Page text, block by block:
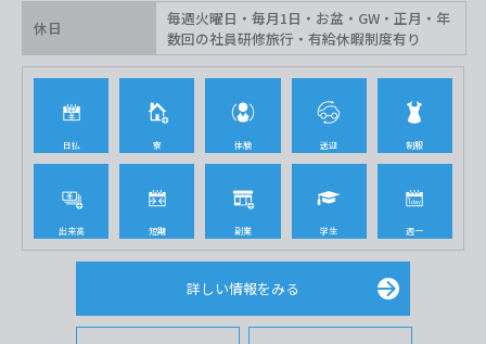
休日
毎週火曜日・毎月1日・お盆・GW・正月・年
数回の社員研修旅行・有給休暇制度有り
日払 寮 体験 送迎 制服
出来高 短期 副業 学生 週一
詳しい情報をみる